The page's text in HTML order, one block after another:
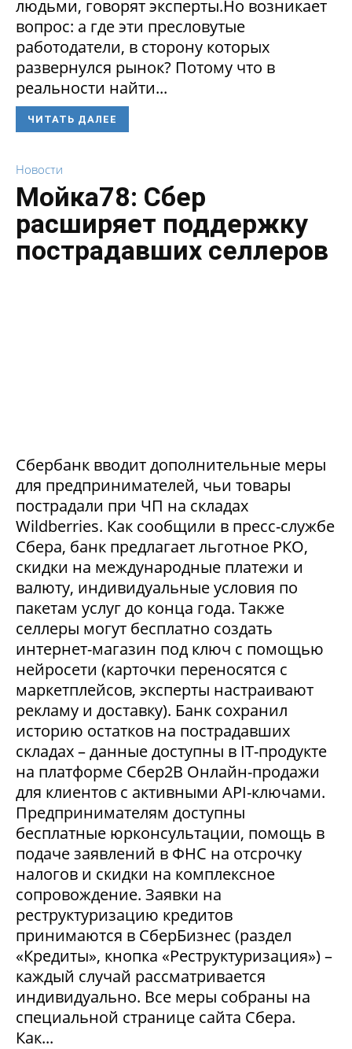
людьми, говорят эксперты.Но возникает
вопрос: а где эти пресловутые
работодатели, в сторону которых
развернулся рынок? Потому что в
реальности найти...
ЧИТАТЬ ДАЛЕЕ
Новости
Мойка78: Сбер
расширяет поддержку
пострадавших селлеров
Сбербанк вводит дополнительные меры
для предпринимателей, чьи товары
пострадали при ЧП на складах
Wildberries. Как сообщили в пресс-службе
Сбера, банк предлагает льготное РКО,
скидки на международные платежи и
валюту, индивидуальные условия по
пакетам услуг до конца года. Также
селлеры могут бесплатно создать
интернет-магазин под ключ с помощью
нейросети (карточки переносятся с
маркетплейсов, эксперты настраивают
рекламу и доставку). Банк сохранил
историю остатков на пострадавших
складах – данные доступны в IT-продукте
на платформе Сбер2В Онлайн-продажи
для клиентов с активными API-ключами.
Предпринимателям доступны
бесплатные юрконсультации, помощь в
подаче заявлений в ФНС на отсрочку
налогов и скидки на комплексное
сопровождение. Заявки на
реструктуризацию кредитов
принимаются в СберБизнес (раздел
«Кредиты», кнопка «Реструктуризация») –
каждый случай рассматривается
индивидуально. Все меры собраны на
специальной странице сайта Сбера.
Как...